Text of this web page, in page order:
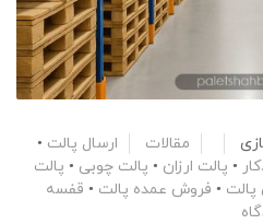
مقالات ارسال پالت •
• پالت ارزان • پالت چوبی • پالت
پالت • فروش عمده پالت • قفسه